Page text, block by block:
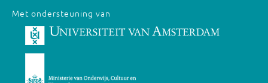
Met ondersteuning van